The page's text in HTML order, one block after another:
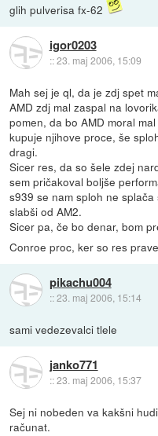
glih pulverisa fx-62
igor0203
::23. maj 2006, 15:09
Mah sej je ql, da je zdj spet
AMD zdj mal zaspal na
pomen, da bo AMD moral
kupuje njihove proce, še
dragi.
Sicer res, da so šele zdej
sem pričakoval boljše
s939 se nam sploh ne
slabši od AM2.
Sicer pa, če bo denar, bom
Conroe proc, ker so res
pikachu004
::23. maj 2006, 15:14
sami vedezevalci tlele
janko771
::23. maj 2006, 15:37
Sej ni nobeden va kakšni
računat.